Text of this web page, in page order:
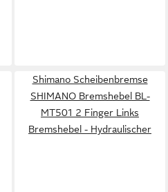
Shimano Scheibenbremse
SHIMANO Bremshebel BL-
MT501 2 Finger Links
Bremshebel - Hydraulischer